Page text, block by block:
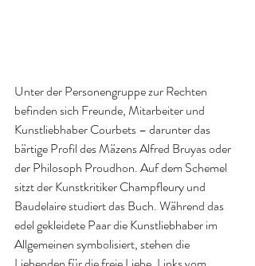
Unter der Personengruppe zur Rechten
befinden sich Freunde, Mitarbeiter und
Kunstliebhaber Courbets – darunter das
bärtige Profil des Mäzens Alfred Bruyas oder
der Philosoph Proudhon. Auf dem Schemel
sitzt der Kunstkritiker Champfleury und
Baudelaire studiert das Buch. Während das
edel gekleidete Paar die Kunstliebhaber im
Allgemeinen symbolisiert, stehen die